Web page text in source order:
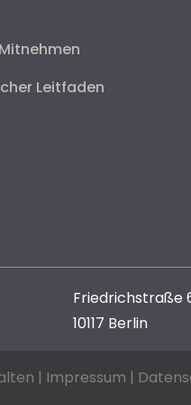
Leitfaden
Friedrichstraße
10117 Berlin
| Impressum |